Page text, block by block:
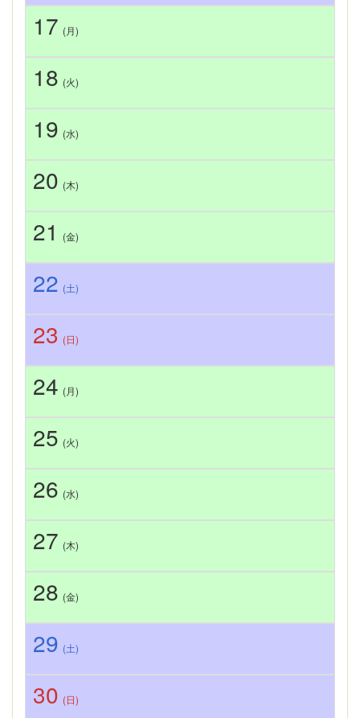
17 (月)
18 (火)
19 (水)
20 (木)
21 (金)
22 (土)
23 (日)
24 (月)
25 (火)
26 (水)
27 (木)
28 (金)
29 (土)
30 (日)